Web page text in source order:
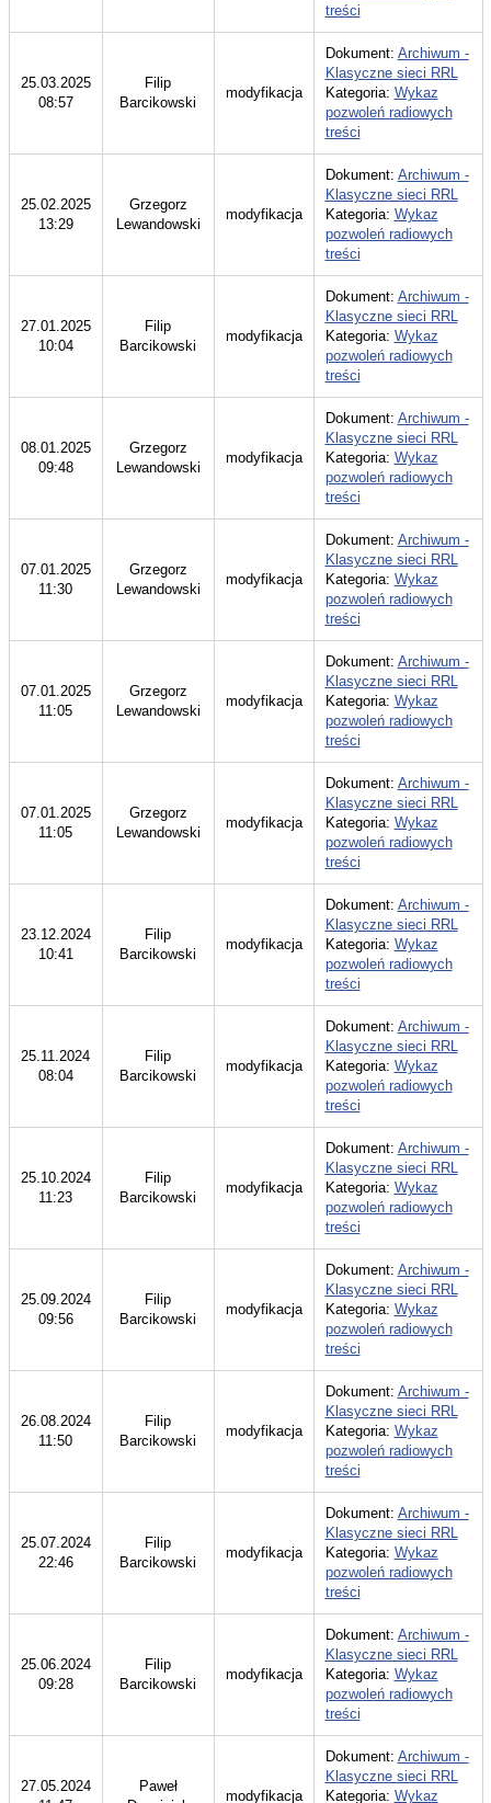
treści
25.03.2025
08:57
Filip
Barcikowski
modyfikacja
Dokument: Archiwum -
Klasyczne sieci RRL
Kategoria: Wykaz
pozwoleń radiowych
treści
25.02.2025
13:29
Grzegorz
Lewandowski
modyfikacja
Dokument: Archiwum -
Klasyczne sieci RRL
Kategoria: Wykaz
pozwoleń radiowych
treści
27.01.2025
10:04
Filip
Barcikowski
modyfikacja
Dokument: Archiwum -
Klasyczne sieci RRL
Kategoria: Wykaz
pozwoleń radiowych
treści
08.01.2025
09:48
Grzegorz
Lewandowski
modyfikacja
Dokument: Archiwum -
Klasyczne sieci RRL
Kategoria: Wykaz
pozwoleń radiowych
treści
07.01.2025
11:30
Grzegorz
Lewandowski
modyfikacja
Dokument: Archiwum -
Klasyczne sieci RRL
Kategoria: Wykaz
pozwoleń radiowych
treści
07.01.2025
11:05
Grzegorz
Lewandowski
modyfikacja
Dokument: Archiwum -
Klasyczne sieci RRL
Kategoria: Wykaz
pozwoleń radiowych
treści
07.01.2025
11:05
Grzegorz
Lewandowski
modyfikacja
Dokument: Archiwum -
Klasyczne sieci RRL
Kategoria: Wykaz
pozwoleń radiowych
treści
23.12.2024
10:41
Filip
Barcikowski
modyfikacja
Dokument: Archiwum -
Klasyczne sieci RRL
Kategoria: Wykaz
pozwoleń radiowych
treści
25.11.2024
08:04
Filip
Barcikowski
modyfikacja
Dokument: Archiwum -
Klasyczne sieci RRL
Kategoria: Wykaz
pozwoleń radiowych
treści
25.10.2024
11:23
Filip
Barcikowski
modyfikacja
Dokument: Archiwum -
Klasyczne sieci RRL
Kategoria: Wykaz
pozwoleń radiowych
treści
25.09.2024
09:56
Filip
Barcikowski
modyfikacja
Dokument: Archiwum -
Klasyczne sieci RRL
Kategoria: Wykaz
pozwoleń radiowych
treści
26.08.2024
11:50
Filip
Barcikowski
modyfikacja
Dokument: Archiwum -
Klasyczne sieci RRL
Kategoria: Wykaz
pozwoleń radiowych
treści
25.07.2024
22:46
Filip
Barcikowski
modyfikacja
Dokument: Archiwum -
Klasyczne sieci RRL
Kategoria: Wykaz
pozwoleń radiowych
treści
25.06.2024
09:28
Filip
Barcikowski
modyfikacja
Dokument: Archiwum -
Klasyczne sieci RRL
Kategoria: Wykaz
pozwoleń radiowych
treści
27.05.2024
Paweł
modyfikacja
Dokument: Archiwum -
Klasyczne sieci RRL
Kategoria: Wykaz